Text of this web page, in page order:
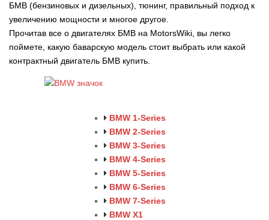
БМВ (бензиновых и дизельных), тюнинг, правильный подход к
увеличению мощности и многое другое.
Прочитав все о двигателях БМВ на MotorsWiki, вы легко
поймете, какую баварскую модель стоит выбрать или какой
контрактный двигатель БМВ купить.
BMW 1-Series
BMW 2-Series
BMW 3-Series
BMW 4-Series
BMW 5-Series
BMW 6-Series
BMW 7-Series
BMW X1